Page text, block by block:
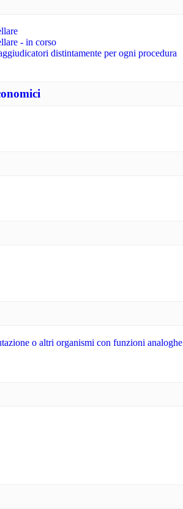
- in corso
distintamente per ogni procedura
o altri organismi con funzioni analoghe